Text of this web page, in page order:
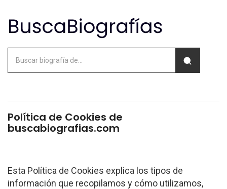
Política de Cookies de
buscabiografias.com
Esta Política de Cookies explica los tipos de
información que recopilamos y cómo utilizamos,